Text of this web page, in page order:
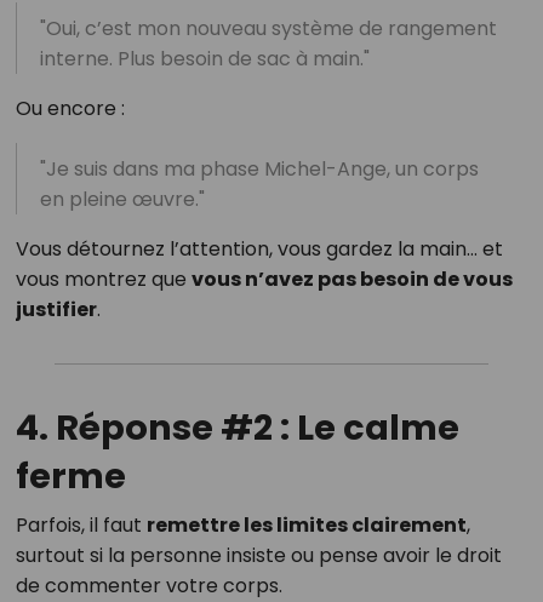
"Oui, c’est mon nouveau système de rangement
interne. Plus besoin de sac à main."
Ou encore :
"Je suis dans ma phase Michel-Ange, un corps
en pleine œuvre."
Vous détournez l’attention, vous gardez la main… et
vous montrez que vous n’avez pas besoin de vous
justifier.
4. Réponse #2 : Le calme
ferme
Parfois, il faut remettre les limites clairement,
surtout si la personne insiste ou pense avoir le droit
de commenter votre corps.